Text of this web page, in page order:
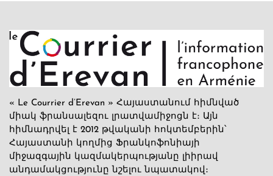
« Le Courrier d’Erevan » Հայաստանում հիմնված
միակ ֆրանսալեզու լրատվամիջոցն է։ Այն
հիմնադրվել է 2012 թվականի հոկտեմբերին՝
Հայաստանի կողմից Ֆրանկոֆոնիայի
միջազգային կազմակերպությանը լիիրավ
անդամակցությունը նշելու նպատակով։